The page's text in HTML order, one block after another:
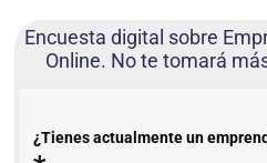
Encuesta digital sobre
Online. No te tomará
¿Tienes actualmente un